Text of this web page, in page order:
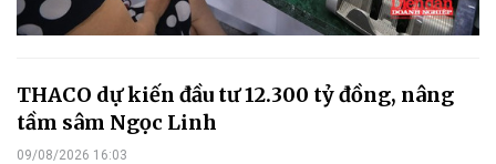
THACO dự kiến đầu tư 12.300 tỷ đồng, nâng
tầm sâm Ngọc Linh
09/08/2026 16:03